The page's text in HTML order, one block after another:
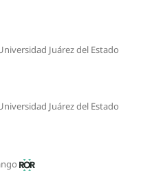
Juárez del Estado
Juárez del Estado